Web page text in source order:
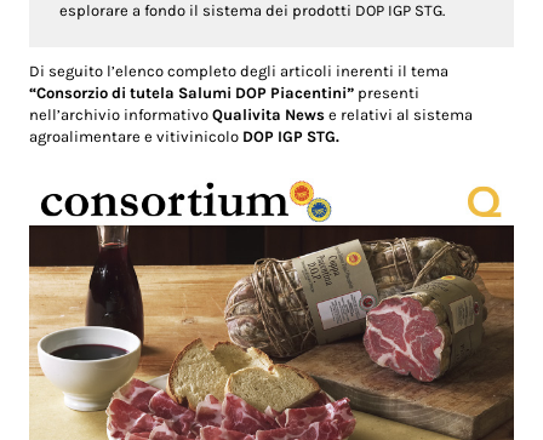
esplorare a fondo il sistema dei prodotti DOP IGP STG.
Di seguito l’elenco completo degli articoli inerenti il tema
“Consorzio di tutela Salumi DOP Piacentini” presenti
nell’archivio informativoQualivita News e relativi al sistema
agroalimentare e vitivinicolo DOP IGP STG.